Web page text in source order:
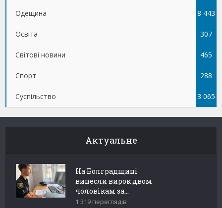
Одещина 8 443
Освіта 307
Світові новини 465
Спорт 288
Суспільство 3 065
Актуальне
На Болградщині
винесли вирок двом
чоловікам за...
1 319 переглядів